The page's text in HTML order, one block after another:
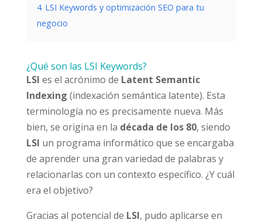
4 LSI Keywords y optimización SEO para tu
negocio
¿Qué son las LSI Keywords?
LSI es el acrónimo de Latent Semantic
Indexing (indexación semántica latente). Esta
terminología no es precisamente nueva. Más
bien, se origina en la década de los 80, siendo
LSI un programa informático que se encargaba
de aprender una gran variedad de palabras y
relacionarlas con un contexto específico. ¿Y cuál
era el objetivo?
Gracias al potencial de LSI, pudo aplicarse en